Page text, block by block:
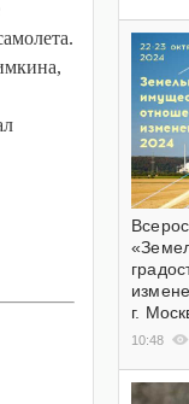
г.
10:48